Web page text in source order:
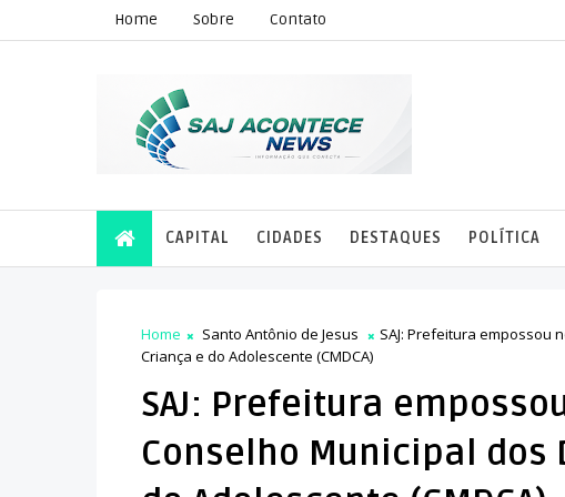
Home Sobre Contato
CAPITAL CIDADES DESTAQUES POLÍTICA
Home Santo Antônio de Jesus
SAJ: Prefeitura empossou
Criança e do Adolescente (CMDCA)
SAJ: Prefeitura
Conselho Municipal dos